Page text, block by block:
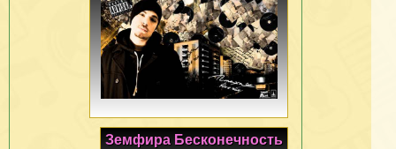
Земфира Бесконечность